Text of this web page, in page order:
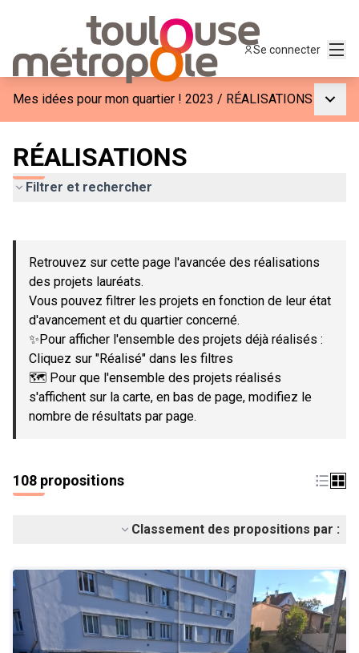
Se connecter
Mes idées pour mon quartier ! 2023 / RÉALISATIONS
RÉALISATIONS
Filtrer et rechercher
−
Retrouvez sur cette page l'avancée des réalisations
des projets lauréats.
Vous pouvez filtrer les projets en fonction de leur état
d'avancement et du quartier concerné.
✨Pour afficher l'ensemble des projets déjà réalisés :
Cliquez sur "Réalisé" dans les filtres
🗺️ Pour que l'ensemble des projets réalisés
s'affichent sur la carte, en bas de page, modifiez le
nombre de résultats par page.
108 propositions
Classement des propositions par :